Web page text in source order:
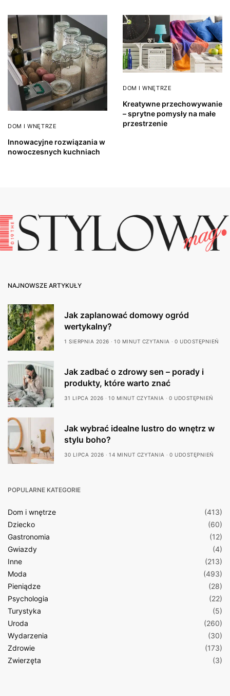
DOM I WNĘTRZE
Innowacyjne rozwiązania w
nowoczesnych kuchniach
DOM I WNĘTRZE
Kreatywne przechowywanie
– sprytne pomysły na małe
przestrzenie
NAJNOWSZE ARTYKUŁY
Jak zaplanować domowy ogród
wertykalny?
1 SIERPNIA 2026 10 MINUT CZYTANIA 0 UDOSTĘPNIEŃ
Jak zadbać o zdrowy sen – porady i
produkty, które warto znać
31 LIPCA 2026 10 MINUT CZYTANIA 0 UDOSTĘPNIEŃ
Jak wybrać idealne lustro do wnętrz w
stylu boho?
30 LIPCA 2026 14 MINUT CZYTANIA 0 UDOSTĘPNIEŃ
POPULARNE KATEGORIE
Dom i wnętrze
(413)
Dziecko
(60)
Gastronomia
(12)
Gwiazdy
(4)
Inne
(213)
Moda
(493)
Pieniądze
(28)
Psychologia
(22)
Turystyka
(5)
Uroda
(260)
Wydarzenia
(30)
Zdrowie
(173)
Zwierzęta
(3)